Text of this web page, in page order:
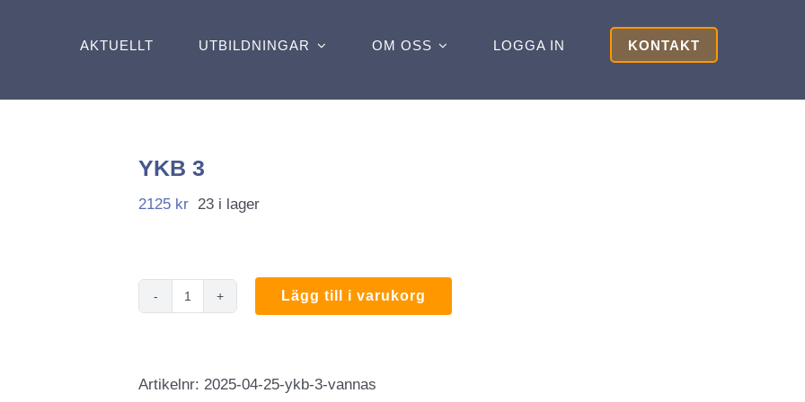
AKTUELLT UTBILDNINGAR OM OSS LOGGA IN KONTAKT
YKB 3
2125 kr 23 i lager
Lägg till i varukorg
Artikelnr: 2025-04-25-ykb-3-vannas